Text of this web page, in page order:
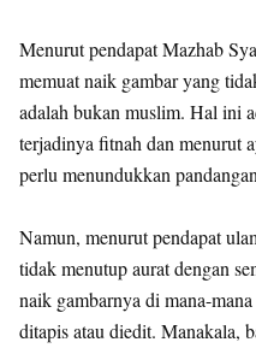
Menurut pendapat Mazhab
memuat naik gambar yang
adalah bukan muslim. Hal ini
terjadinya fitnah dan menurut
perlu menundukkan
Namun, menurut pendapat
tidak menutup aurat dengan
naik gambarnya di mana-
ditapis atau diedit. Manakala,